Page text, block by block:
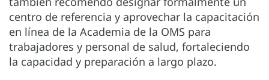
centro de referencia y aprovechar la capacitación
en línea de la Academia de la OMS para
trabajadores y personal de salud, fortaleciendo
la capacidad y preparación a largo plazo.